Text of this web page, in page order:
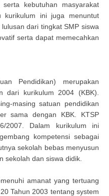
kebutuhan masyarakat
kurikulum ini juga menuntut
dari tingkat SMP siswa
serta dapat memecahkan
Pendidikan) merupakan
dari kurikulum 2004 (KBK).
masing satuan pendidikan
sama dengan KBK. KTSP
2007. Dalam kurikulum ini
kompetensi sebagai
sekolah bebas menyusun
sekolah dan siswa didik.
amanat yang tertuang
Tahun 2003 tentang system